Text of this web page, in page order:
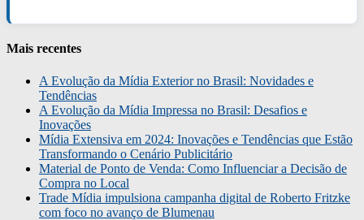
Mais recentes
A Evolução da Mídia Exterior no Brasil: Novidades e
Tendências
A Evolução da Mídia Impressa no Brasil: Desafios e
Inovações
Mídia Extensiva em 2024: Inovações e Tendências que Estão
Transformando o Cenário Publicitário
Material de Ponto de Venda: Como Influenciar a Decisão de
Compra no Local
Trade Mídia impulsiona campanha digital de Roberto Fritzke
com foco no avanço de Blumenau